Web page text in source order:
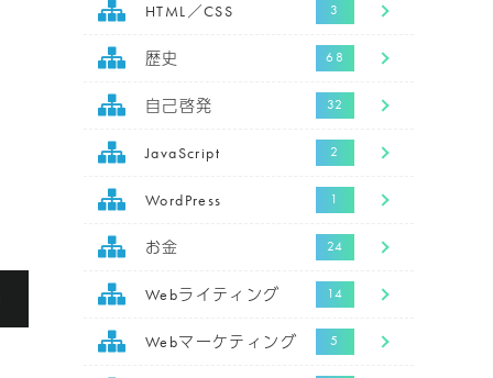
HTML／CSS
歴史
自己啓発
JavaScript
WordPress
お金
Webライティング
Webマーケティング